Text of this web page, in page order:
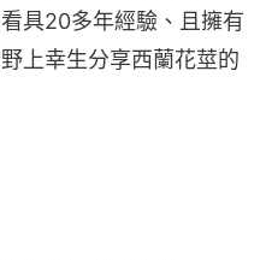
具20多年經驗、且擁有
上幸生分享西蘭花莖的